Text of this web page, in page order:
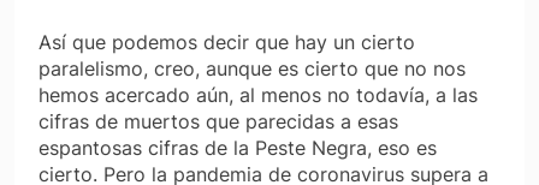
Así que podemos decir que hay un cierto
paralelismo, creo, aunque es cierto que no nos
hemos acercado aún, al menos no todavía, a las
cifras de muertos que parecidas a esas
espantosas cifras de la Peste Negra, eso es
cierto. Pero la pandemia de coronavirus supera a